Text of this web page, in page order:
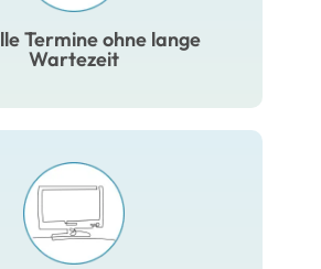
Termine ohne lange
Wartezeit
wie so oft in der
Einhaltung aller
können
von zu Hause